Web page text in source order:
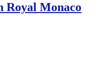
Royal Monaco